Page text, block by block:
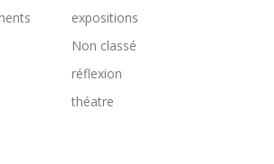
expositions
Non classé
réflexion
théatre